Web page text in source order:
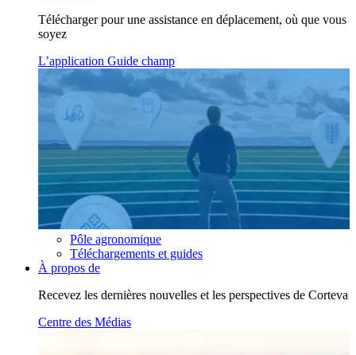
Télécharger pour une assistance en déplacement, où que vous
soyez
L’application Guide champ
Pôle agronomique
Téléchargements et guides
À propos de
Recevez les dernières nouvelles et les perspectives de Corteva
Centre des Médias